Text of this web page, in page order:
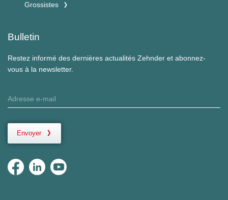
Grossistes
Bulletin
Restez informé des dernières actualités Zehnder et abonnez-
vous à la newsletter.
Envoyer